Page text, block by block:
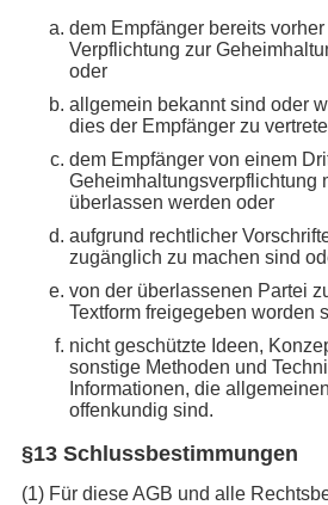
dem Empfänger bereits
Verpflichtung zur
oder
allgemein bekannt sind oder
dies der Empfänger zu
dem Empfänger von einem
Geheimhaltungsverpflichtung
überlassen werden oder
aufgrund rechtlicher
zugänglich zu machen sind
von der überlassenen Partei
Textform freigegeben worden
nicht geschützte Ideen,
sonstige Methoden und
Informationen, die
offenkundig sind.
§13 Schlussbestimmungen
(1) Für diese AGB und alle